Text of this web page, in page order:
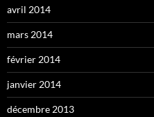
avril 2014
mars 2014
février 2014
janvier 2014
décembre 2013